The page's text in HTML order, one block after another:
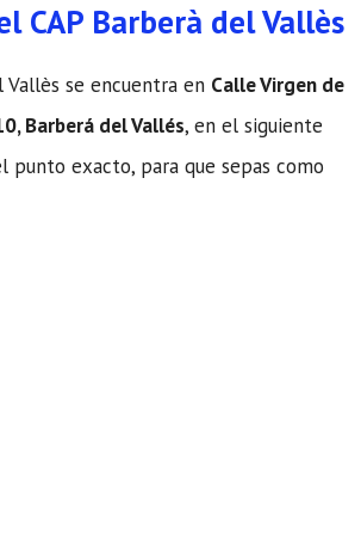
CAP Barberà del Vallès
Vallès se encuentra en Calle Virgen de
Barberá del Vallés, en el siguiente
punto exacto, para que sepas como